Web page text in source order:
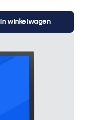
In winkelwagen